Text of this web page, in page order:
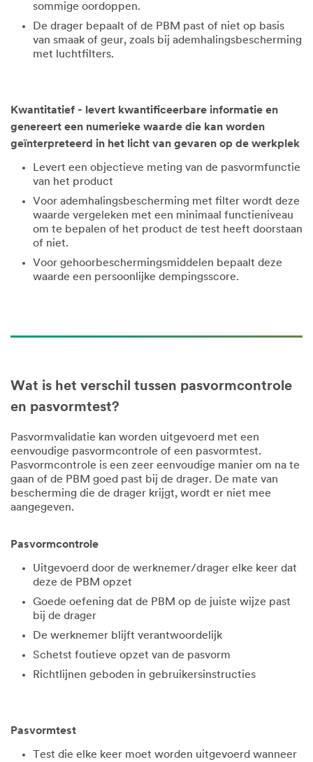
sommige oordoppen.
De drager bepaalt of de PBM past of niet op basis
van smaak of geur, zoals bij ademhalingsbescherming
met luchtfilters.
Kwantitatief - levert kwantificeerbare informatie en
genereert een numerieke waarde die kan worden
geïnterpreteerd in het licht van gevaren op de werkplek
Levert een objectieve meting van de pasvormfunctie
van het product
Voor ademhalingsbescherming met filter wordt deze
waarde vergeleken met een minimaal functieniveau
om te bepalen of het product de test heeft doorstaan
of niet.
Voor gehoorbeschermingsmiddelen bepaalt deze
waarde een persoonlijke dempingsscore.
Wat is het verschil tussen pasvormcontrole
en pasvormtest?
Pasvormvalidatie kan worden uitgevoerd met een
eenvoudige pasvormcontrole of een pasvormtest.
Pasvormcontrole is een zeer eenvoudige manier om na te
gaan of de PBM goed past bij de drager. De mate van
bescherming die de drager krijgt, wordt er niet mee
aangegeven.
Pasvormcontrole
Uitgevoerd door de werknemer/drager elke keer dat
deze de PBM opzet
Goede oefening dat de PBM op de juiste wijze past
bij de drager
De werknemer blijft verantwoordelijk
Schetst foutieve opzet van de pasvorm
Richtlijnen geboden in gebruikersinstructies
Pasvormtest
Test die elke keer moet worden uitgevoerd wanneer